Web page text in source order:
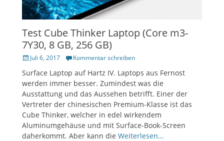
Test Cube Thinker Laptop (Core m3-
7Y30, 8 GB, 256 GB)
Veröffentlicht
Juli 6, 2017 Kommentar schreiben
Surface Laptop auf Hartz IV. Laptops aus Fernost
werden immer besser. Zumindest was die
Ausstattung und das Aussehen betrifft. Einer der
Vertreter der chinesischen Premium-Klasse ist das
Cube Thinker, welcher in edel wirkendem
Aluminumgehäuse und mit Surface-Book-Screen
daherkommt. Aber kann die Weiterlesen…